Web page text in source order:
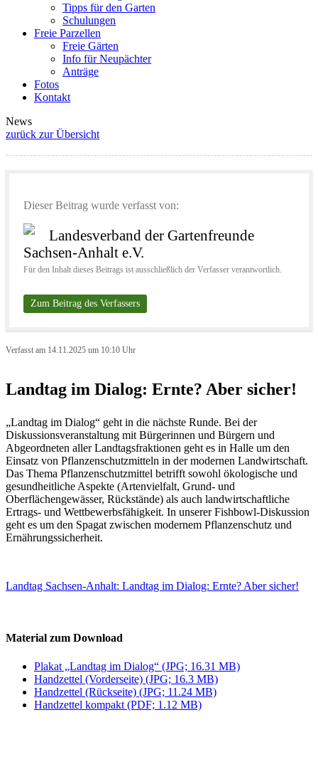
Tipps für den Garten
Schulungen
Freie Parzellen
Freie Gärten
Info für Neupächter
Anträge
Fotos
Kontakt
News
zurück zur Übersicht
Dieser Beitrag wurde verfasst von:
Landesverband der Gartenfreunde
Sachsen-Anhalt e.V.
Für den Inhalt dieses Beitrags ist ausschließlich der Verfasser verantwortlich.
Zum Beitrag des Verfassers
Verfasst am 14.11.2025 um 10:10 Uhr
Landtag im Dialog: Ernte? Aber sicher!
„Landtag im Dialog“ geht in die nächste Runde. Bei der
Diskussionsveranstaltung mit Bürgerinnen und Bürgern und
Abgeordneten aller Landtagsfraktionen geht es in Halle um den
Einsatz von Pflanzenschutzmitteln in der modernen Landwirtschaft.
Das Thema Pflanzenschutzmittel betrifft sowohl ökologische und
gesundheitliche Aspekte (Artenvielfalt, Grund- und
Oberflächengewässer, Rückstände) als auch landwirtschaftliche
Ertrags- und Wettbewerbsfähigkeit. In unserer Fishbowl-Diskussion
geht es um den Spagat zwischen modernem Pflanzenschutz und
Ernährungssicherheit.
Landtag Sachsen-Anhalt: Landtag im Dialog: Ernte? Aber sicher!
Material zum Download
Plakat „Landtag im Dialog“ (JPG; 16.31 MB)
Handzettel (Vorderseite) (JPG; 16.3 MB)
Handzettel (Rückseite) (JPG; 11.24 MB)
Handzettel kompakt (PDF; 1.12 MB)